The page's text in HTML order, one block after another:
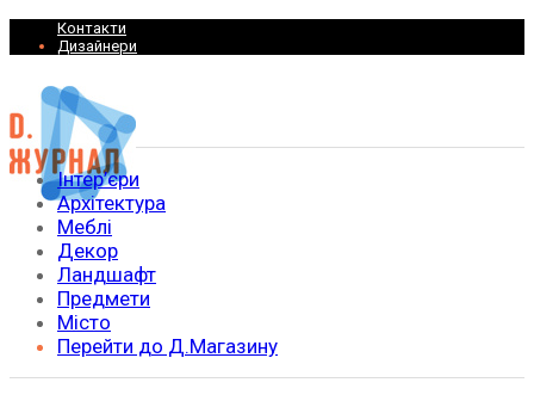
Контакти
Дизайнери
Інтер’єри
Архітектура
Меблі
Декор
Ландшафт
Предмети
Місто
Перейти до Д.Магазину